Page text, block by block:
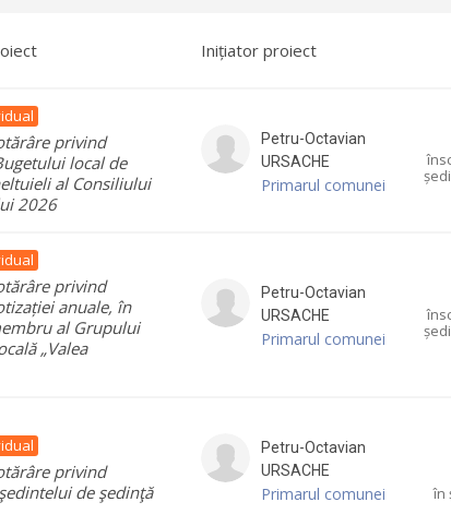
Inițiator proiect
privind
local de
al Consiliului
2026
Petru-Octavian
URSACHE
Primarul comunei
privind
anuale, în
al Grupului
„Valea
Petru-Octavian
URSACHE
Primarul comunei
privind
de şedinţă
Petru-Octavian
URSACHE
Primarul comunei
în